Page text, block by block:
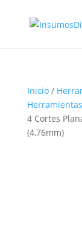
Inicio/
Herramientas
4 Cortes
(4,76mm)